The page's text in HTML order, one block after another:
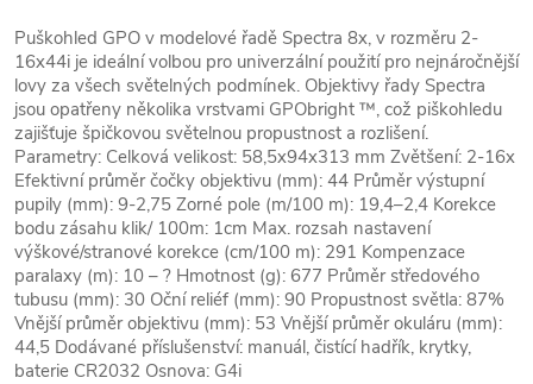
Puškohled GPO v modelové řadě Spectra 8x, v rozměru 2-
16x44i je ideální volbou pro univerzální použití pro nejnáročnější
lovy za všech světelných podmínek. Objektivy řady Spectra
jsou opatřeny několika vrstvami GPObright ™, což piškohledu
zajišťuje špičkovou světelnou propustnost a rozlišení.
Parametry: Celková velikost: 58,5x94x313 mm Zvětšení: 2-16x
Efektivní průměr čočky objektivu (mm): 44 Průměr výstupní
pupily (mm): 9-2,75 Zorné pole (m/100 m): 19,4–2,4 Korekce
bodu zásahu klik/ 100m: 1cm Max. rozsah nastavení
výškové/stranové korekce (cm/100 m): 291 Kompenzace
paralaxy (m): 10 – ? Hmotnost (g): 677 Průměr středového
tubusu (mm): 30 Oční reliéf (mm): 90 Propustnost světla: 87%
Vnější průměr objektivu (mm): 53 Vnější průměr okuláru (mm):
44,5 Dodávané příslušenství: manuál, čistící hadřík, krytky,
baterie CR2032 Osnova: G4i